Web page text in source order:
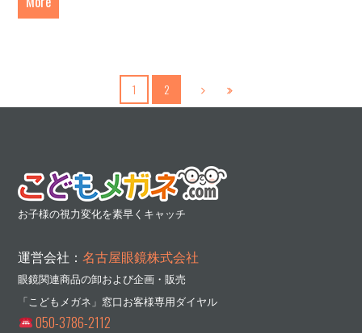
1 2
お子様の視力変化を素早くキャッチ
運営会社：名古屋眼鏡株式会社
眼鏡関連商品の卸および企画・販売
「こどもメガネ」窓口お客様専用ダイヤル
050-3786-2112